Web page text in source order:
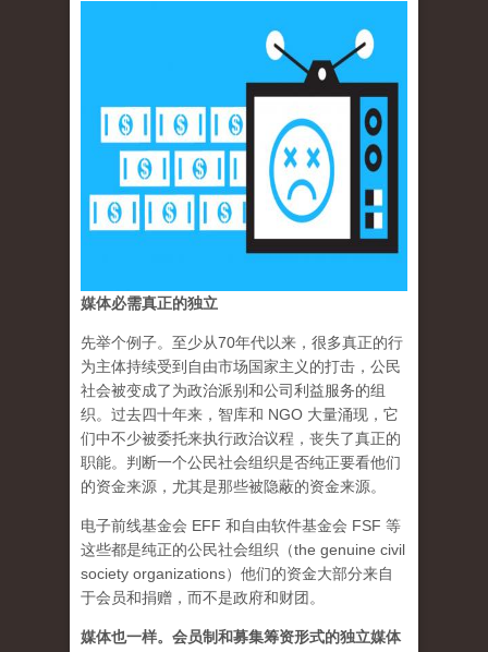
媒体必需真正的独立
先举个例子。至少从70年代以来，很多真正的行
为主体持续受到自由市场国家主义的打击，公民
社会被变成了为政治派别和公司利益服务的组
织。过去四十年来，智库和 NGO 大量涌现，它
们中不少被委托来执行政治议程，丧失了真正的
职能。判断一个公民社会组织是否纯正要看他们
的资金来源，尤其是那些被隐蔽的资金来源。
电子前线基金会 EFF 和自由软件基金会 FSF 等
这些都是纯正的公民社会组织（the genuine civil
society organizations）他们的资金大部分来自
于会员和捐赠，而不是政府和财团。
媒体也一样。会员制和募集筹资形式的独立媒体